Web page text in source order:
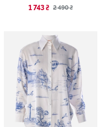
1 743 ₴ 2 490 ₴